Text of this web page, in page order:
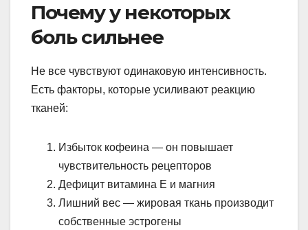
Почему у некоторых
боль сильнее
Не все чувствуют одинаковую интенсивность.
Есть факторы, которые усиливают реакцию
тканей:
Избыток кофеина — он повышает
чувствительность рецепторов
Дефицит витамина Е и магния
Лишний вес — жировая ткань производит
собственные эстрогены